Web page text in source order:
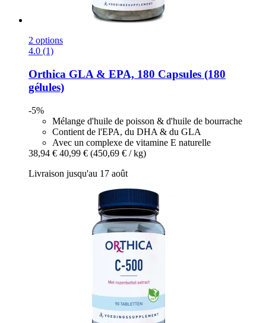
2 options
4.0 (1)
Orthica GLA & EPA, 180 Capsules (180
gélules)
-5%
Mélange d'huile de poisson & d'huile de bourrache
Contient de l'EPA, du DHA & du GLA
Avec un complexe de vitamine E naturelle
38,94 € 40,99 € (450,69 € / kg)
Livraison jusqu'au 17 août